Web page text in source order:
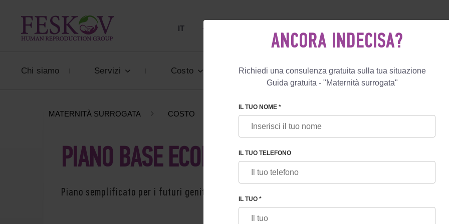
IT +39 800 596 812
Chi siamo Servizi Costo Recensioni Blog Programmi
MATERNITÀ SURROGATA COSTO MATERNITÀ SURROGATA PIANO BASE ECONOMICO
PIANO BASE ECONOMICO
Piano semplificato per i futuri genitori fedeli
ANCORA INDECISA?
Richiedi una consulenza gratuita sulla tua situazione
Guida gratuita - "Maternità surrogata"
IL TUO NOME *
IL TUO TELEFONO
IL TUO *